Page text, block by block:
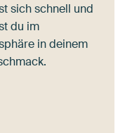
sich schnell und
du im
in deinem